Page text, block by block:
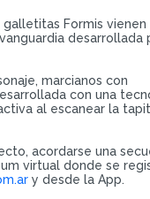
galletitas Formis vienen
desarrollada
marcianos con
con una
al escanear la
acordarse una
virtual donde se
y desde la App.